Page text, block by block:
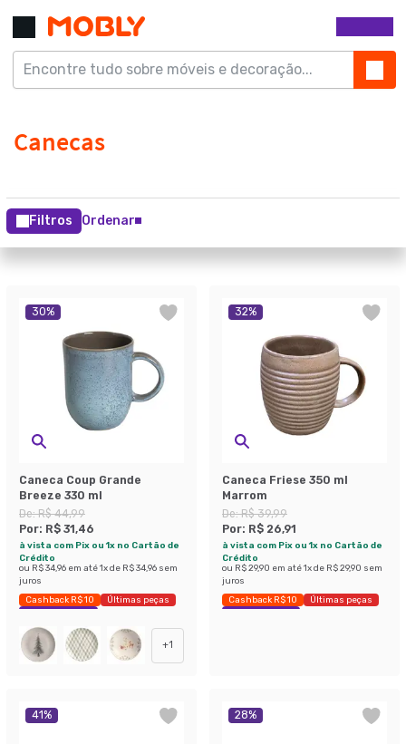
Filtros Ordenar
30%
Caneca Coup Grande
Breeze 330 ml
De:R$ 44,99
Por: R$ 31,46
à vista com Pix ou 1x no Cartão de
Crédito
ou R$ 34,96 em até1x de R$ 34,96 sem
juros
Cashback R$ 10
Últimas peças
Economize 30%
+1
32%
Caneca Friese 350 ml
Marrom
De:R$ 39,99
Por: R$ 26,91
à vista com Pix ou 1x no Cartão de
Crédito
ou R$ 29,90 em até1x de R$ 29,90 sem
juros
Cashback R$ 10
Últimas peças
Economize 32%
41% 28%